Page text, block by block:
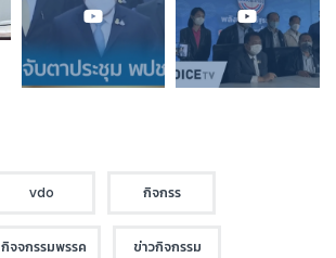
vdo กิจกรร
กิจจกรรมพรรค ข่าวกิจกรรม